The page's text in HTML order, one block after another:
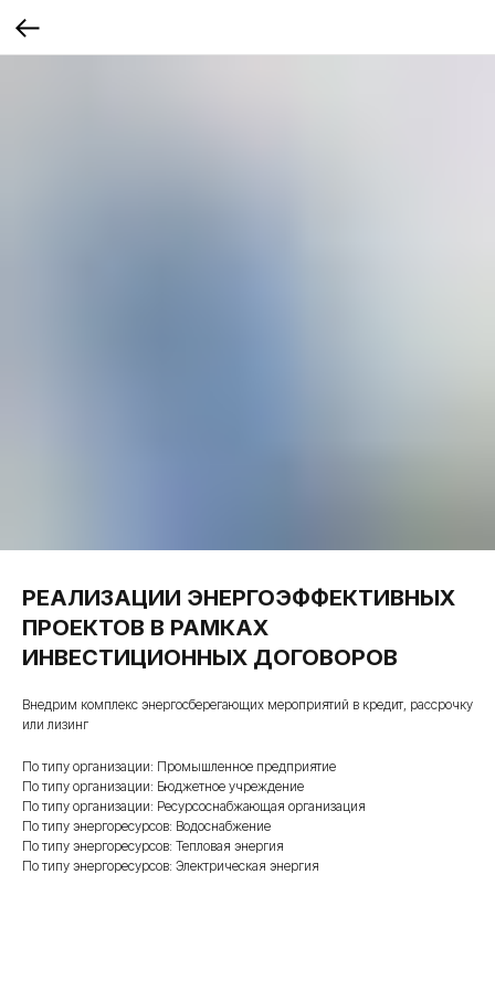
РЕАЛИЗАЦИИ ЭНЕРГОЭФФЕКТИВНЫХ
ПРОЕКТОВ В РАМКАХ
ИНВЕСТИЦИОННЫХ ДОГОВОРОВ
Внедрим комплекс энергосберегающих мероприятий в кредит, рассрочку
или лизинг
По типу организации: Промышленное предприятие
По типу организации: Бюджетное учреждение
По типу организации: Ресурсоснабжающая организация
По типу энергоресурсов: Водоснабжение
По типу энергоресурсов: Тепловая энергия
По типу энергоресурсов: Электрическая энергия